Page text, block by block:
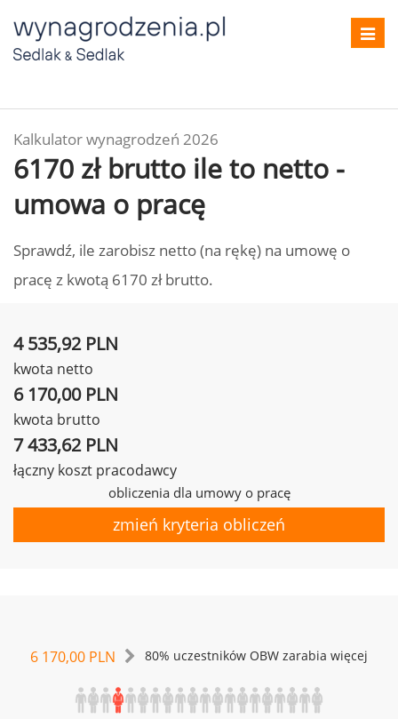
Kalkulator wynagrodzeń 2026
6170 zł brutto ile to netto -
umowa o pracę
Sprawdź, ile zarobisz netto (na rękę) na umowę o
pracę z kwotą 6170 zł brutto.
4 535,92 PLN
kwota netto
6 170,00 PLN
kwota brutto
7 433,62 PLN
łączny koszt pracodawcy
obliczenia dla umowy o pracę
zmień kryteria obliczeń
6 170,00 PLN 80% uczestników OBW zarabia więcej